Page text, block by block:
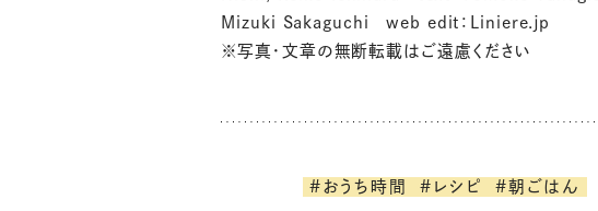
Mizuki Sakaguchi web edit：Liniere.jp
※写真・文章の無断転載はご遠慮ください
#おうち時間 #レシピ #朝ごはん